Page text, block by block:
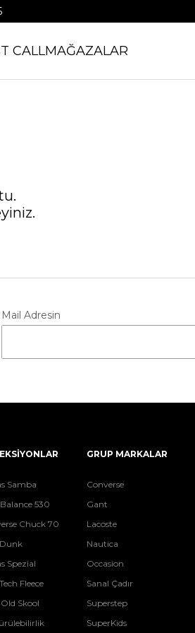
CALLMAĞAZALAR
Mail Adresin
Samba
530
Chuck 70
Spezial
Fleece
Skool
GRUP MARKALAR
Converse
Gant
Lacoste
Nautica
Occasion
Sanal Çadır
Superstep
SuperKids